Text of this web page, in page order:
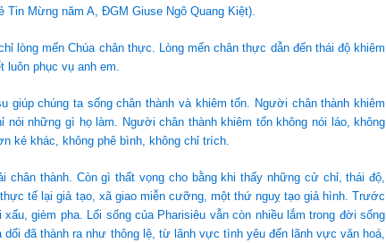
Tin Mừng năm A, ĐGM Giuse Ngô Quang Kiệt).
lòng mến Chúa chân thực. Lòng mến chân thực dẫn đến thái độ khiêm
luôn phục vụ anh em.
giúp chúng ta sống chân thành và khiêm tốn. Người chân thành khiêm
nói những gì họ làm. Người chân thành khiêm tốn không nói láo, không
kẻ khác, không phê bình, không chỉ trích.
chân thành. Còn gì thất vọng cho bằng khi thấy những cử chỉ, thái độ,
tế lại giả tạo, xã giao miễn cưỡng, một thứ nguỵ tạo giả hình. Trước
gièm pha. Lối sống của Pharisiêu vẫn còn nhiều lắm trong đời sống
đã thành ra như thông lệ, từ lãnh vực tình yêu đến lãnh vực văn hoá,